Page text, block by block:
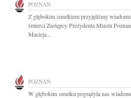
POZNAŃ
Z głębokim smutkiem przyjęliśmy
śmierci Zastępcy Prezydenta Miasta
Macieja...
POZNAŃ
W głębokim smutku pogrążyła nas